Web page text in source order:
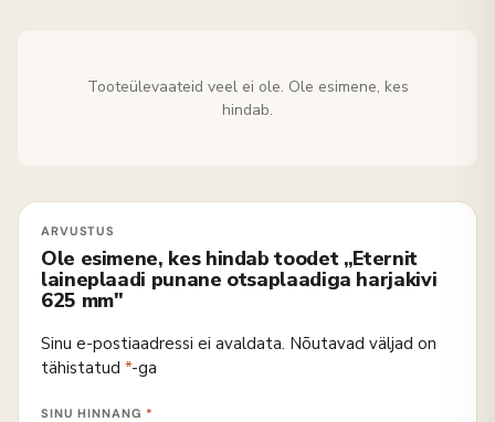
Tooteülevaateid veel ei ole. Ole esimene, kes
hindab.
Ole esimene, kes hindab toodet „Eternit
laineplaadi punane otsaplaadiga harjakivi
625 mm"
Sinu e-postiaadressi ei avaldata. Nõutavad väljad on
tähistatud *-ga
SINU HINNANG *